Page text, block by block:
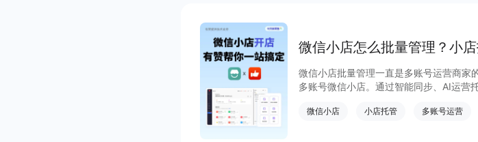
微信小店怎么批量管理？小
微信小店批量管理一直是多账号运营商家
多账号微信小店。通过智能同步、AI运营
微信小店 小店托管 多账号运营